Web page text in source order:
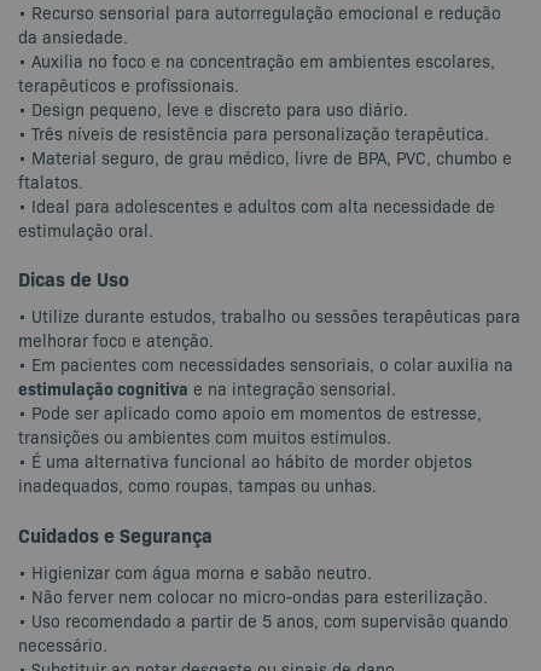
• Recurso sensorial para autorregulação emocional e redução
da ansiedade.
• Auxilia no foco e na concentração em ambientes escolares,
terapêuticos e profissionais.
• Design pequeno, leve e discreto para uso diário.
• Três níveis de resistência para personalização terapêutica.
• Material seguro, de grau médico, livre de BPA, PVC, chumbo e
ftalatos.
• Ideal para adolescentes e adultos com alta necessidade de
estimulação oral.
Dicas de Uso
• Utilize durante estudos, trabalho ou sessões terapêuticas para
melhorar foco e atenção.
• Em pacientes com necessidades sensoriais, o colar auxilia na
estimulação cognitiva e na integração sensorial.
• Pode ser aplicado como apoio em momentos de estresse,
transições ou ambientes com muitos estímulos.
• É uma alternativa funcional ao hábito de morder objetos
inadequados, como roupas, tampas ou unhas.
Cuidados e Segurança
• Higienizar com água morna e sabão neutro.
• Não ferver nem colocar no micro-ondas para esterilização.
• Uso recomendado a partir de 5 anos, com supervisão quando
necessário.